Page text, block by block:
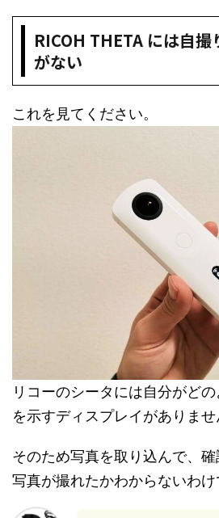
RICOH THETA には自撮
がない
これを見てください。
リコーのシータには自分がど
を示すディスプレイがありませ
そのため写真を取り込んで、
写真が撮れたかわからないわけ